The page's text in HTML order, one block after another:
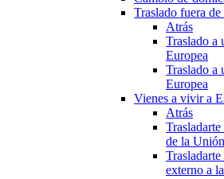
Traslado fuera de
Atrás
Traslado a
Europea
Traslado a
Europea
Vienes a vivir a
Atrás
de la
externo a